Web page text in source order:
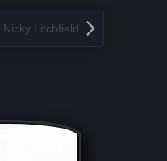
Nicky Litchfield